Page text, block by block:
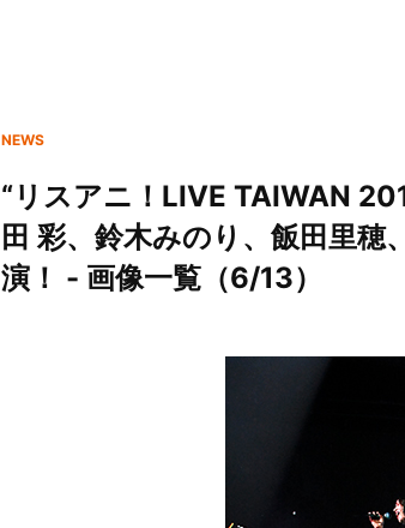
NEWS
“リスアニ！LIVE TAIWAN
田 彩、鈴木みのり、飯田里
演！ - 画像一覧（6/13）